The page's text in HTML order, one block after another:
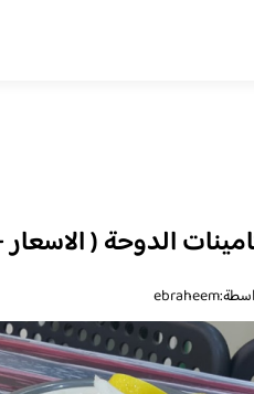
الدوحة (
ebraheem